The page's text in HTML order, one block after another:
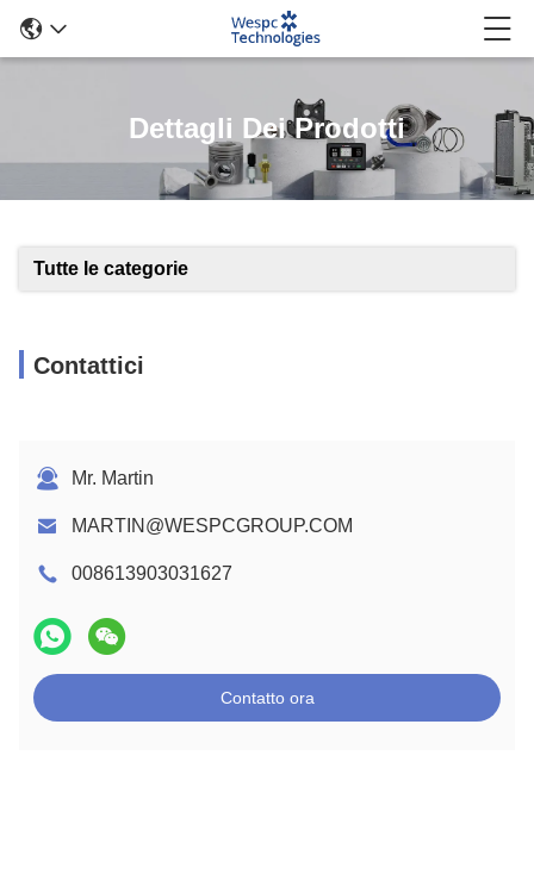
Dettagli Dei Prodotti
Tutte le categorie
Contattici
Mr. Martin
MARTIN@WESPCGROUP.COM
008613903031627
Contatto ora